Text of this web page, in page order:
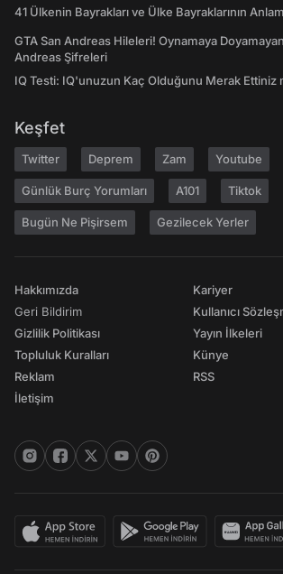
41 Ülkenin Bayrakları ve Ülke Bayraklarının
GTA San Andreas Hileleri! Oynamaya
Andreas Şifreleri
IQ Testi: IQ'unuzun Kaç Olduğunu Merak Ettiniz
Keşfet
Twitter Deprem Zam Youtube
Günlük Burç Yorumları A101 Tiktok
Bugün Ne Pişirsem Gezilecek Yerler
Hakkımızda
Geri Bildirim
Gizlilik Politikası
Topluluk Kuralları
Reklam
İletişim
Kariyer
Kullanıcı
Yayın İlkeleri
Künye
RSS